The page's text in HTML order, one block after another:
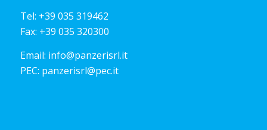
Tel: +39 035 319462
Fax: +39 035 320300
Email: info@panzerisrl.it
PEC: panzerisrl@pec.it